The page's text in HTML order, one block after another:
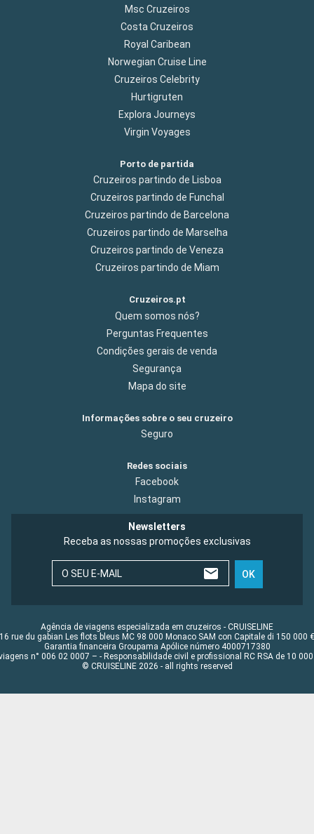
Msc Cruzeiros
Costa Cruzeiros
Royal Caribean
Norwegian Cruise Line
Cruzeiros Celebrity
Hurtigruten
Explora Journeys
Virgin Voyages
Porto de partida
Cruzeiros partindo de Lisboa
Cruzeiros partindo de Funchal
Cruzeiros partindo de Barcelona
Cruzeiros partindo de Marselha
Cruzeiros partindo de Veneza
Cruzeiros partindo de Miam
Cruzeiros.pt
Quem somos nós?
Perguntas Frequentes
Condições gerais de venda
Segurança
Mapa do site
Informações sobre o seu cruzeiro
Seguro
Redes sociais
Facebook
Instagram
Newsletters
Receba as nossas promoções exclusivas
O SEU E-MAIL OK
Agência de viagens especializada em cruzeiros - CRUISELINE
16 rue du gabian Les flots bleus MC 98 000 Monaco SAM con Capitale di 150 000 €
Garantia financeira Groupama Apólice número 4000717380
n° 006 02 0007 – - Responsabilidade civil e profissional RC RSA de 10 000
© CRUISELINE 2026 - all rights reserved